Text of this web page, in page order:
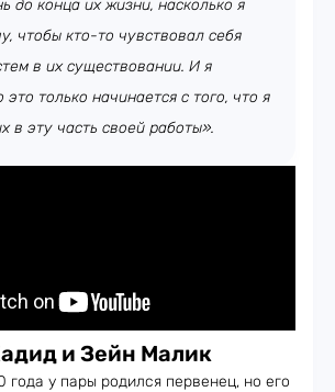
до конца их жизни, насколько я
чтобы кто-то чувствовал себя
в их существовании. И я
это только начинается с того, что я
в эту часть своей работы».
и Зейн Малик
года у пары родился первенец, но его